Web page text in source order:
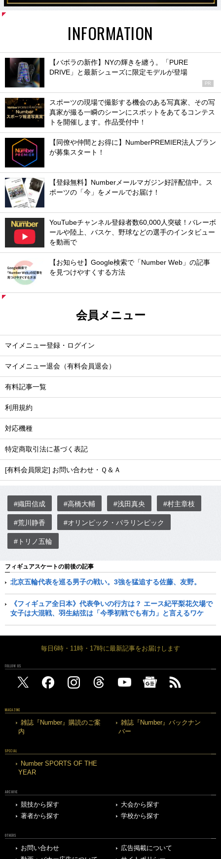
INFORMATION
【バボラの新作】NYの輝きを纏う。「PURE
DRIVE」と最新シューズに限定モデルが登場
PR
スポーツの現場で撮影する機会のある写真家、その写
真家が撮る一瞬のシーンにスポットをあてるコンテス
トを開催します。作品受付中！
【同僚や仲間とお得に】NumberPREMIER法人プラン
が募集スタート！
【登録無料】Numberメールマガジン好評配信中。ス
ポーツの「今」をメールでお届け！
YouTubeチャンネル登録者数60,000人突破！バレーボ
ールや陸上、バスケ、野球などの選手のインタビュー
を動画で
【お知らせ】Google検索で「Number Web」の記事
を見つけやすくする方法
会員メニュー
マイメニュー登録・ログイン
マイメニュー退会（有料会員退会）
有料記事一覧
利用規約
対応機種
特定商取引法に基づく表記
[有料会員限定] お問い合わせ・Ｑ＆Ａ
#織田信成 #高橋大輔 #浅田真央 #村主章枝
#荒川静香 #オリンピック・パラリンピック
#トリノ五輪
フィギュアスケートの前後の記事
北京五輪代表を巡る男子の戦い。3強を猛追する佐藤、友野。
《フィギュア全日本》代表争いの行方は？ エース紀平梨花欠場で
女子は大混戦、羽生結弦は「今季初戦でも有力」と言えるワケ
毎日6時・11時・17時に最新記事をお届けします
FOLLOW US
MAGAZINE
雑誌『Number』購読のご案
内
雑誌『Number』バックナン
バー
SPECIAL
Number SPORTS OF THE
YEAR
ARCHIVE
競技から探す
大会から探す
著者から探す
学校から探す
OTHERS
お問い合わせ
広告掲載について